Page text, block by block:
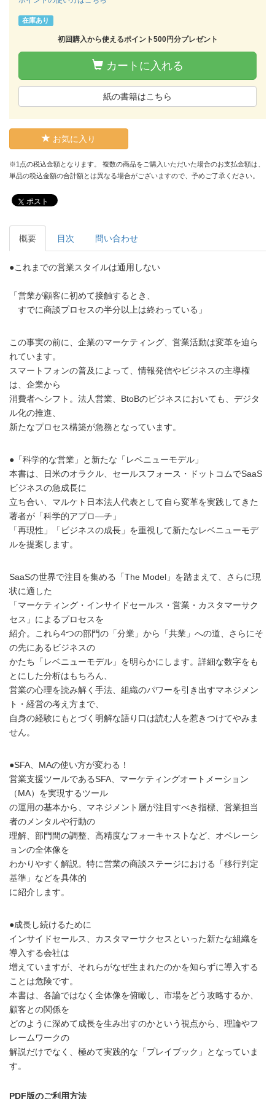
在庫あり
初回購入から使えるポイント500円分プレゼント
カートに入れる
紙の書籍はこちら
お気に入り
※1点の税込金額となります。 複数の商品をご購入いただいた場合のお支払金額は、
単品の税込金額の合計額とは異なる場合がございますので、予めご了承ください。
ポスト
概要 目次 問い合わせ
●これまでの営業スタイルは通用しない
「営業が顧客に初めて接触するとき、
すでに商談プロセスの半分以上は終わっている」
この事実の前に、企業のマーケティング、営業活動は変革を迫ら
れています。
スマートフォンの普及によって、情報発信やビジネスの主導権
は、企業から
消費者へシフト。法人営業、BtoBのビジネスにおいても、デジタ
ル化の推進、
新たなプロセス構築が急務となっています。
●「科学的な営業」と新たな「レベニューモデル」
本書は、日米のオラクル、セールスフォース・ドットコムでSaaS
ビジネスの急成長に
立ち合い、マルケト日本法人代表として自ら変革を実践してきた
著者が「科学的アプロ―チ」
「再現性」「ビジネスの成長」を重視して新たなレベニューモデ
ルを提案します。
SaaSの世界で注目を集める「The Model」を踏まえて、さらに現
状に適した
「マーケティング・インサイドセールス・営業・カスタマーサク
セス」によるプロセスを
紹介。これら4つの部門の「分業」から「共業」への道、さらにそ
の先にあるビジネスの
かたち「レベニューモデル」を明らかにします。詳細な数字をも
とにした分析はもちろん、
営業の心理を読み解く手法、組織のパワーを引き出すマネジメン
ト・経営の考え方まで、
自身の経験にもとづく明解な語り口は読む人を惹きつけてやみま
せん。
●SFA、MAの使い方が変わる！
営業支援ツールであるSFA、マーケティングオートメーション
（MA）を実現するツール
の運用の基本から、マネジメント層が注目すべき指標、営業担当
者のメンタルや行動の
理解、部門間の調整、高精度なフォーキャストなど、オペレーシ
ョンの全体像を
わかりやすく解説。特に営業の商談ステージにおける「移行判定
基準」などを具体的
に紹介します。
●成長し続けるために
インサイドセールス、カスタマーサクセスといった新たな組織を
導入する会社は
増えていますが、それらがなぜ生まれたのかを知らずに導入する
ことは危険です。
本書は、各論ではなく全体像を俯瞰し、市場をどう攻略するか、
顧客との関係を
どのように深めて成長を生み出すのかという視点から、理論やフ
レームワークの
解説だけでなく、極めて実践的な「プレイブック」となっていま
す。
PDF版のご利用方法